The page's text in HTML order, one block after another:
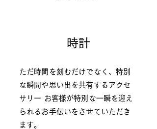
時計Watch
ただ時間を刻むだけでなく、特別
な瞬間や思い出を共有するアクセ
サリー お客様が特別な一瞬を迎え
られるお手伝いをさせていただき
ます。